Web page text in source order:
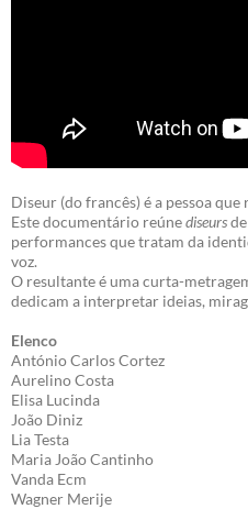
Diseur (do francês) é a pessoa
Este documentário reúnediseurs
performances que tratam da
voz.
O resultante é uma curta-
dedicam a interpretar ideias,
Elenco
António Carlos Cortez
Aurelino Costa
Elisa Lucinda
João Diniz
Lia Testa
Maria João Cantinho
Vanda Ecm
Wagner Merije